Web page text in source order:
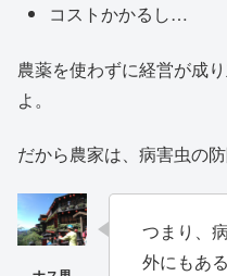
コストかかるし…
農薬を使わずに経営が成
よ。
だから農家は、病害虫の
つまり、
外にもあ